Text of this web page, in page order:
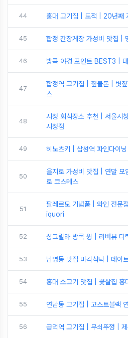
44 홍대 고기집 | 도적 | 20년째
45 합정 간장게장 가성비 맛집 |
46 방콕 야경 포인트 BEST3 |
47
합정역 고기집 | 짚불돈 | 볏
스
48
시청 회식장소 추천 | 서울시
시청점
49 히노츠키 | 삼성역 파인다이
50
을지로 가성비 맛집 | 연말 모
로 코스테스
51
팔레르모 기념품 | 와인 전
iquori
52 샹그릴라 방콕 윙 | 리버뷰 디
53 남영동 맛집 미각식탁 | 데이
54 홍대 소고기 맛집 | 꽃살집 홍
55 연남동 고기집 | 고스트블랙
56 공덕역 고기집 | 무쇠뚜껑 |